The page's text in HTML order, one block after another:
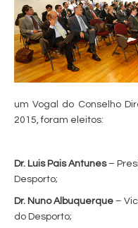
um Vogal do Conselho
2015, foram eleitos:
Dr. Luis Pais Antunes–
Desporto;
Dr. Nuno Albuquerque –
do Desporto;